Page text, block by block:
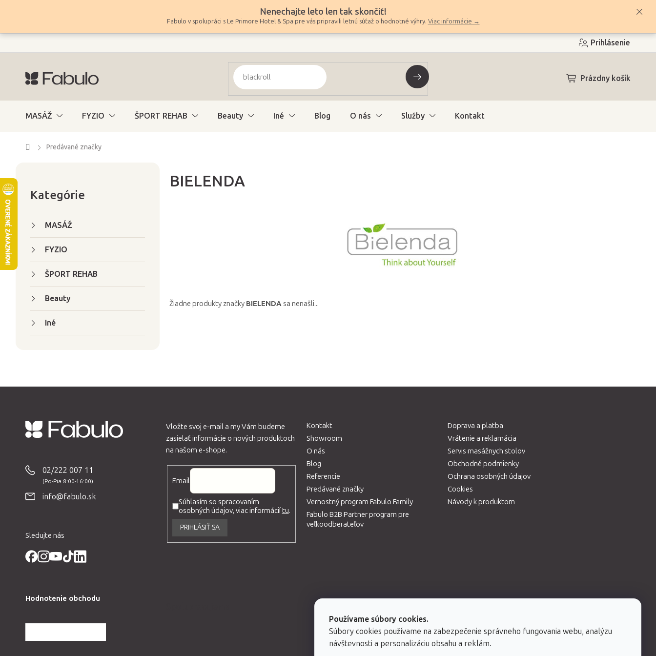
Používame súbory cookies.
Súbory cookies používame na zabezpečenie správneho fungovania webu, analýzu
návštevnosti a personalizáciu obsahu a reklám.
Nenechajte leto len tak skončiť!
Fabulo v spolupráci s Le Primore Hotel & Spa pre vás pripravili letnú súťaž o hodnotné výhry. Viac informácie →
Prihlásenie
NÁKUPNÝ
Prázdny košík
MASÁŽ FYZIO ŠPORT REHAB Beauty Iné Blog O nás Služby Kontakt
DomovPredávané značky
a
kategórie
Kategórie
MASÁŽ
FYZIO
ŠPORT REHAB
Beauty
Iné
BIELENDA
Žiadne produkty značky BIELENDA sa nenašli...
02/222 007 11
info@fabulo.sk
Sledujte nás
Vložte svoj e-mail a my Vám budeme
zasielať informácie o nových produktoch
na našom e-shope.
Email
Súhlasím so spracovaním
osobných údajov, viac informáciítu.
PRIHLÁSIŤ SA
Kontakt
Showroom
O nás
Blog
Referencie
Predávané značky
Vernostný program Fabulo Family
Fabulo B2B Partner program pre
veľkoodberateľov
Doprava a platba
Vrátenie a reklamácia
Servis masážnych stolov
Obchodné podmienky
Ochrana osobných údajov
Cookies
Návody k produktom
Hodnotenie obchodu